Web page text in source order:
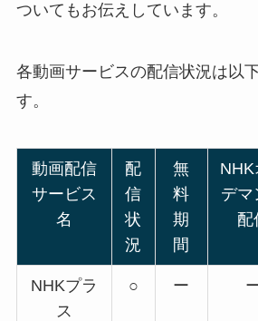
ついてもお伝えしています。
各動画サービスの配信状況は以
す。
動画配信
サービス
名
配
信
状
況
無
料
期
間
NHK
デマ
配
NHKプラ
ス
○ ー